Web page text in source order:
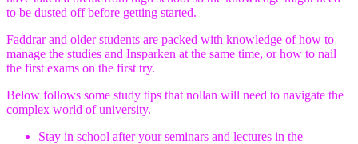
to be dusted off before getting started.
Faddrar and older students are packed with knowledge of how to
manage the studies and Insparken at the same time, or how to nail
the first exams on the first try.
Below follows some study tips that nollan will need to navigate the
complex world of university.
Stay in school after your seminars and lectures in the